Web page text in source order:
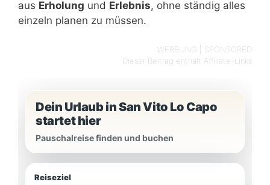
aus Erholung und Erlebnis, ohne ständig alles
einzeln planen zu müssen.
WERBUNG | SPONSORED
Dieser Beitrag enthält Affiliate-Links
Dein Urlaub in San Vito Lo Capo
startet hier
Pauschalreise finden und buchen
Reiseziel